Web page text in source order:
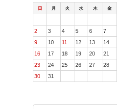
日 月 火 水 木 金
2
3 4 5 6 7
9
10 11 12 13 14
16
17 18 19 20 21
23
24 25 26 27 28
30
31